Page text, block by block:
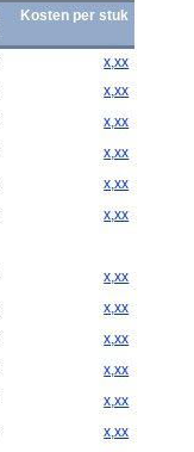
Kosten per stuk
x,xx
x,xx
x,xx
x,xx
x,xx
x,xx
x,xx
x,xx
x,xx
x,xx
x,xx
x,xx